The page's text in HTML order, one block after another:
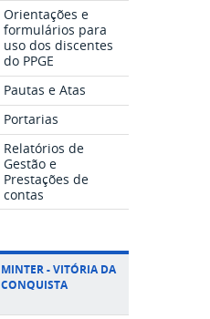
Orientações e
formulários para
uso dos discentes
do PPGE
Pautas e Atas
Portarias
Relatórios de
Gestão e
Prestações de
contas
MINTER - VITÓRIA DA
CONQUISTA